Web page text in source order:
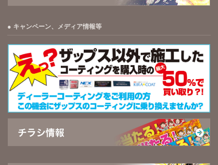
キャンペーン、メディア情報等